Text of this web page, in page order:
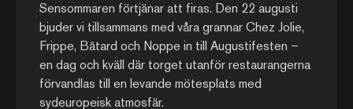
Sensommaren förtjänar att firas. Den 22 augusti
bjuder vi tillsammans med våra grannar Chez Jolie,
Frippe, Bâtard och Noppe in till Augustifesten –
en dag och kväll där torget utanför restaurangerna
förvandlas till en levande mötesplats med
sydeuropeisk atmosfär.